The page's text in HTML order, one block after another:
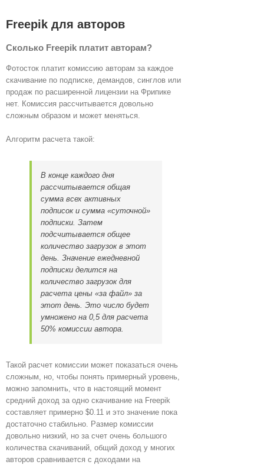
Freepik для авторов
Сколько Freepik платит авторам?
Фотосток платит комиссию авторам за каждое
скачивание по подписке, демандов, синглов или
продаж по расширенной лицензии на Фрипике
нет. Комиссия рассчитывается довольно
сложным образом и может меняться.
Алгоритм расчета такой:
В конце каждого дня
рассчитывается общая
сумма всех активных
подписок и сумма «суточной»
подписки. Затем
подсчитывается общее
количество загрузок в этот
день. Значение ежедневной
подписки делится на
количество загрузок для
расчета цены «за файл» за
этот день. Это число будет
умножено на 0,5 для расчета
50% комиссии автора.
Такой расчет комиссии может показаться очень
сложным, но, чтобы понять примерный уровень,
можно запомнить, что в настоящий момент
средний доход за одно скачивание на Freepik
составляет примерно $0.11 и это значение пока
достаточно стабильно. Размер комиссии
довольно низкий, но за счет очень большого
количества скачиваний, общий доход у многих
авторов сравнивается с доходами на